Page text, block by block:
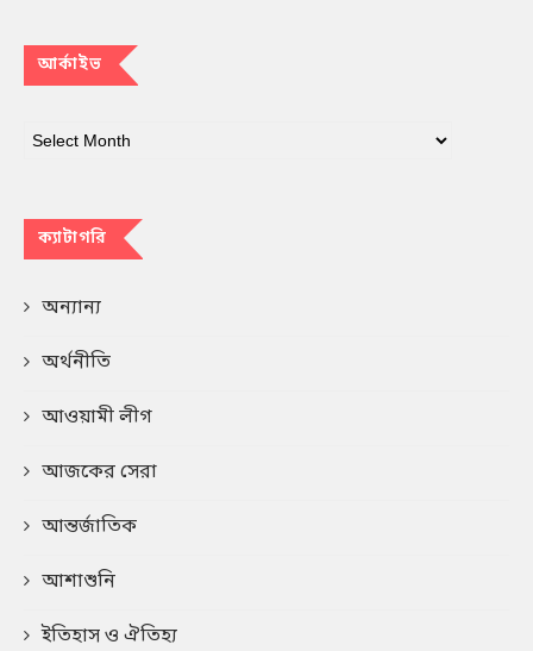
আর্কাইভ
ক্যাটাগরি
অন্যান্য
অর্থনীতি
আওয়ামী লীগ
আজকের সেরা
আন্তর্জাতিক
আশাশুনি
ইতিহাস ও ঐতিহ্য